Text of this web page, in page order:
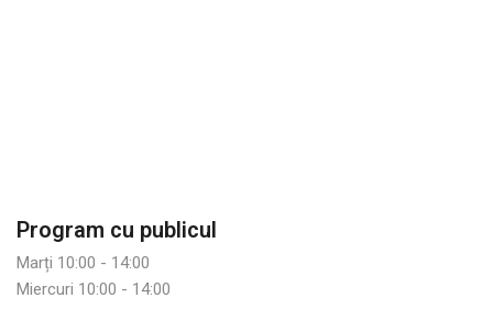
Program cu publicul
Marți 10:00 - 14:00
Miercuri 10:00 - 14:00